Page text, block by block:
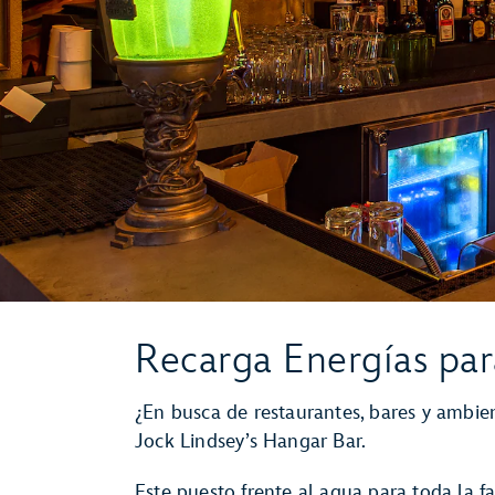
Recarga Energías
¿En busca de restaurantes, bares y
Jock Lindsey’s Hangar Bar.